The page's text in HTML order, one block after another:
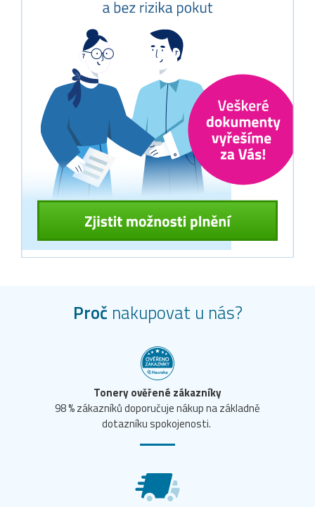
Proč nakupovat u nás?
Tonery ověřené zákazníky
98 % zákazníků doporučuje nákup na základně
dotazníku spokojenosti.